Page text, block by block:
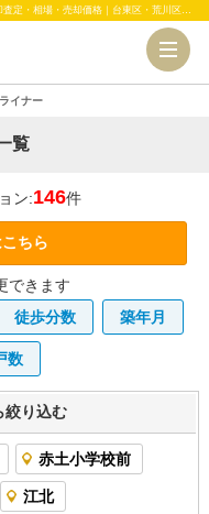
日暮里舎人ライナーのマンション情報｜購入・売り物件、売却査定・相場・売却価格｜台東区・荒川区のマンション、中古・新築一戸建、土地のことならセンチュリー21クレール不動産
イナー
覧
ン:146件
ちら
できます
徒歩分数 築年月
数
絞り込む
赤土小学校前
江北